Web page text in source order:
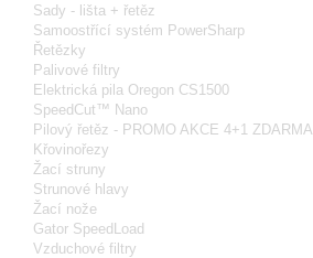
Sady - lišta + řetěz
Samoostřící systém PowerSharp
Řetězky
Palivové filtry
Elektrická pila Oregon CS1500
SpeedCut™ Nano
Pilový řetěz - PROMO AKCE 4+1 ZDARMA
Křovinořezy
Žací struny
Strunové hlavy
Žací nože
Gator SpeedLoad
Vzduchové filtry